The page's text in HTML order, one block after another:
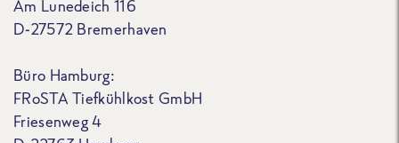
Am Lunedeich 116
D-27572 Bremerhaven
Büro Hamburg:
FRoSTA Tiefkühlkost GmbH
Friesenweg 4